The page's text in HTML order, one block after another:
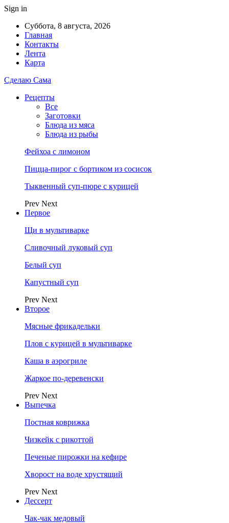
Sign in
Суббота, 8 августа, 2026
Главная
Контакты
Лента
Карта
Сделаю Сама
Рецепты
Все
Заготовки
Блюда из мяса
Блюда из рыбы
Фейхоа с лимоном
Пицца-пирог с бортиком из сосисок
Тыквенный суп-пюре с курицей
Prev Next
Первое
Щи в мультиварке
Сливочный луковый суп
Белый суп
Капустный суп
Prev Next
Второе
Мясные фрикадельки
Плов с курицей в мультиварке
Каша в аэрогриле
Жаркое по-деревенски
Prev Next
Выпечка
Постная коврижка
Чизкейк с рикоттой
Печеные пирожки на кефире
Хворост на воде хрустящий
Prev Next
Дессерт
Чак-чак медовый